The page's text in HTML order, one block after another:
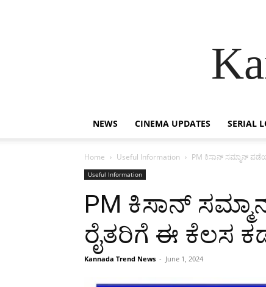
NEWS CINEMA UPDATES SERIAL
Home Useful Information PM ಕಿಸಾನ್ ಸಮ್ಮಾನ್
Useful Information
PM ಕಿಸಾನ್
ರೈತರಿಗೆ ಈ ಕೆಲಸ
Kannada Trend News - June 1, 2024